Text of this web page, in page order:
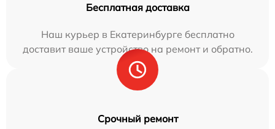
Бесплатная доставка
Наш курьер в Екатеринбурге бесплатно
доставит ваше устройство на ремонт и обратно.
Срочный ремонт